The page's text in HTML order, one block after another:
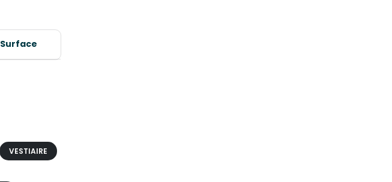
Surface
VESTIAIRE